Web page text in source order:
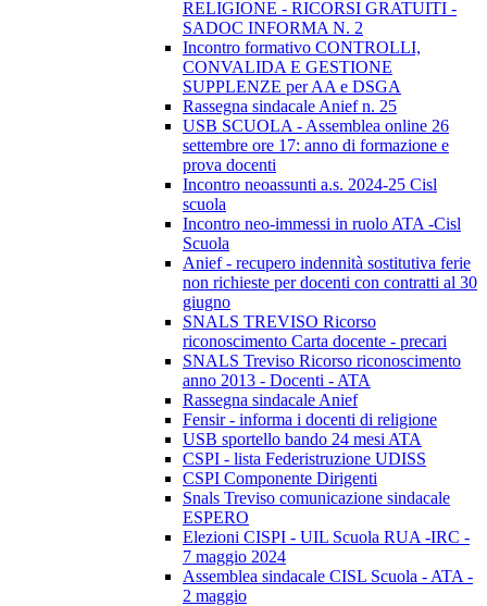
RELIGIONE - RICORSI GRATUITI -
SADOC INFORMA N. 2
Incontro formativo CONTROLLI,
CONVALIDA E GESTIONE
SUPPLENZE per AA e DSGA
Rassegna sindacale Anief n. 25
USB SCUOLA - Assemblea online 26
settembre ore 17: anno di formazione e
prova docenti
Incontro neoassunti a.s. 2024-25 Cisl
scuola
Incontro neo-immessi in ruolo ATA -Cisl
Scuola
Anief - recupero indennità sostitutiva ferie
non richieste per docenti con contratti al 30
giugno
SNALS TREVISO Ricorso
riconoscimento Carta docente - precari
SNALS Treviso Ricorso riconoscimento
anno 2013 - Docenti - ATA
Rassegna sindacale Anief
Fensir - informa i docenti di religione
USB sportello bando 24 mesi ATA
CSPI - lista Federistruzione UDISS
CSPI Componente Dirigenti
Snals Treviso comunicazione sindacale
ESPERO
Elezioni CISPI - UIL Scuola RUA -IRC -
7 maggio 2024
Assemblea sindacale CISL Scuola - ATA -
2 maggio